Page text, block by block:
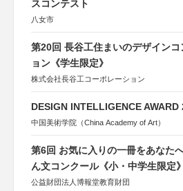
スコンテスト
八女市
第20回 長谷工住まいのデザインコ
ョン《学生限定》
株式会社長谷工コーポレーション
DESIGN INTELLIGENCE AWARD
中国美術学院（China Academy of Art）
第6回 お気に入りの一冊をあなた
ん文コンクール《小・中学生限定》
公益財団法人博報堂教育財団